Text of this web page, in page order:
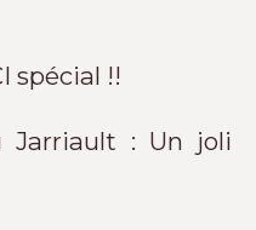
spécial !!
Jarriault : Un joli